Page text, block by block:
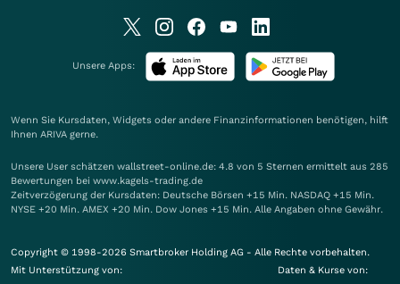
Unsere Apps:
Wenn Sie Kursdaten, Widgets oder andere Finanzinformationen benötigen, hilft
Ihnen ARIVA gerne.
Unsere User schätzen wallstreet-online.de: 4.8 von 5 Sternen ermittelt aus 285
Bewertungen bei www.kagels-trading.de
Zeitverzögerung der Kursdaten: Deutsche Börsen +15 Min. NASDAQ +15 Min.
NYSE +20 Min. AMEX +20 Min. Dow Jones +15 Min. Alle Angaben ohne Gewähr.
Copyright © 1998-2026 Smartbroker Holding AG - Alle Rechte vorbehalten.
Mit Unterstützung von:
Daten & Kurse von: